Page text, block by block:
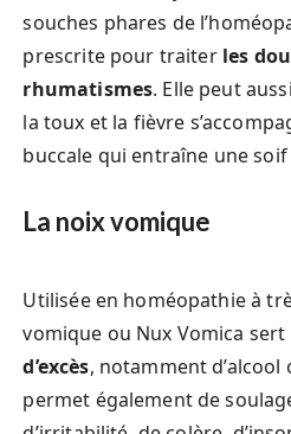
souches phares de
prescrite pour traiter les
rhumatismes. Elle peut
la toux et la fièvre
buccale qui entraîne une
La noix vomique
Utilisée en homéopathie à
vomique ou Nux Vomica sert
d’excès, notamment
permet également de